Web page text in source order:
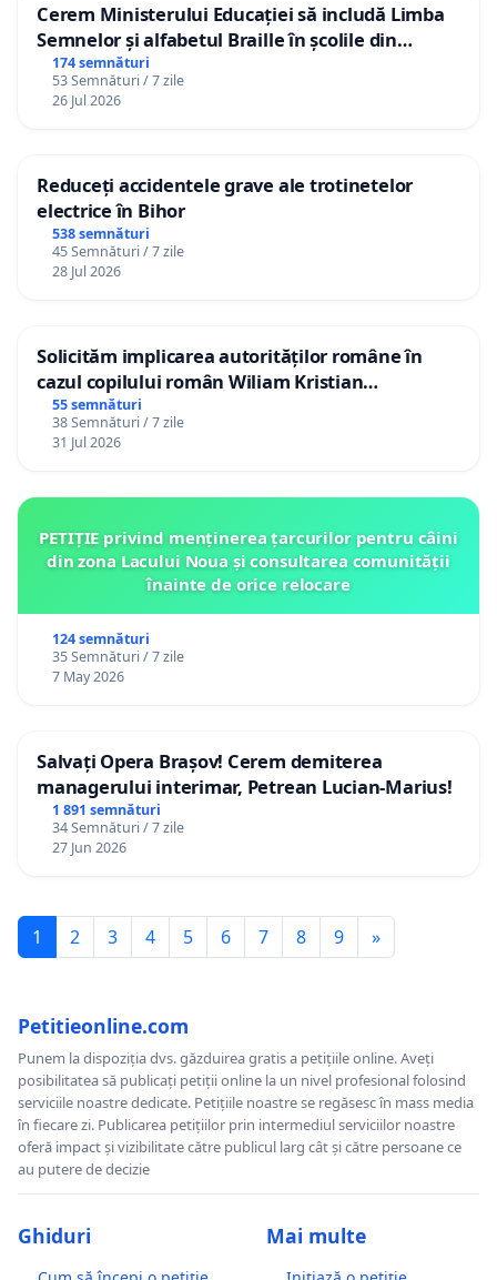
Cerem Ministerului Educației să includă Limba
Semnelor și alfabetul Braille în școlile din
Republica Moldova!
174 semnături
53 Semnături / 7 zile
26 Jul 2026
Reduceți accidentele grave ale trotinetelor
electrice în Bihor
538 semnături
45 Semnături / 7 zile
28 Jul 2026
Solicităm implicarea autorităților române în
cazul copilului român Wiliam Kristian
Gheorghe, aflat în plasament în Danemarca de
12 ani
55 semnături
38 Semnături / 7 zile
31 Jul 2026
PETIȚIE privind menținerea țarcurilor pentru câini
din zona Lacului Noua și consultarea comunității
înainte de orice relocare
124 semnături
35 Semnături / 7 zile
7 May 2026
Salvați Opera Brașov! Cerem demiterea
managerului interimar, Petrean Lucian-Marius!
1 891 semnături
34 Semnături / 7 zile
27 Jun 2026
1 2 3 4 5 6 7 8 9 »
Petitieonline.com
Punem la dispoziția dvs. găzduirea gratis a petițiile online. Aveți
posibilitatea să publicați petiții online la un nivel profesional folosind
serviciile noastre dedicate. Petițiile noastre se regăsesc în mass media
în fiecare zi. Publicarea petițiilor prin intermediul serviciilor noastre
oferă impact și vizibilitate către publicul larg cât și către persoane ce
au putere de decizie
Ghiduri Mai multe